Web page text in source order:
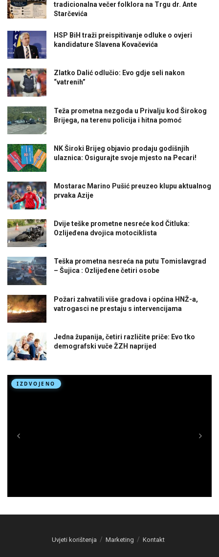
tradicionalna večer folklora na Trgu dr. Ante
Starčevića
HSP BiH traži preispitivanje odluke o ovjeri
kandidature Slavena Kovačevića
Zlatko Dalić odlučio: Evo gdje seli nakon
“vatrenih”
Teža prometna nezgoda u Privalju kod Širokog
Brijega, na terenu policija i hitna pomoć
NK Široki Brijeg objavio prodaju godišnjih
ulaznica: Osigurajte svoje mjesto na Pecari!
Mostarac Marino Pušić preuzeo klupu aktualnog
prvaka Azije
Dvije teške prometne nesreće kod Čitluka:
Ozlijeđena dvojica motociklista
Teška prometna nesreća na putu Tomislavgrad
– Šujica : Ozlijeđene četiri osobe
Požari zahvatili više gradova i općina HNŽ-a,
vatrogasci ne prestaju s intervencijama
Jedna županija, četiri različite priče: Evo tko
demografski vuče ŽZH naprijed
Uvjeti korištenja Marketing Kontakt